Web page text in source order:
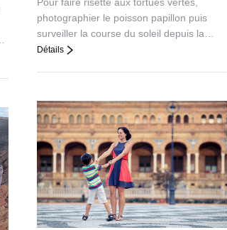
photographier le poisson papillon puis
surveiller la course du soleil depuis la…
Détails